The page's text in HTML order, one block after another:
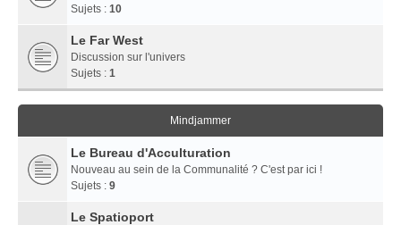
Sujets : 10
Le Far West
Discussion sur l'univers
Sujets : 1
Mindjammer
Le Bureau d'Acculturation
Nouveau au sein de la Communalité ? C'est par ici !
Sujets : 9
Le Spatioport